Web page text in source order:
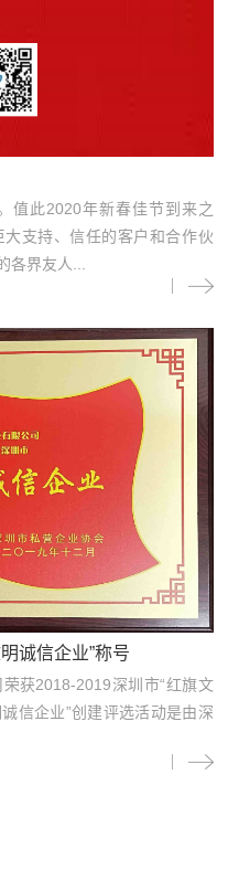
值此2020年新春佳节到来之
支持、信任的客户和合作伙
各界友人...
诚信企业”称号
获2018-2019深圳市“红旗文
信企业”创建评选活动是由深